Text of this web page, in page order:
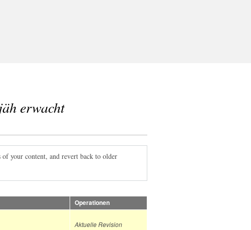
erwacht
your content, and revert back to older
Operationen
Aktuelle Revision